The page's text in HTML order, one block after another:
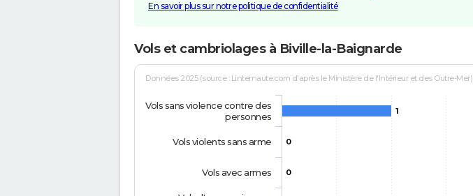
En savoir plus sur notre politique de confidentialité
Vols et cambriolages à Biville-la-Baignarde
Données 2025 (source : Linternaute.com d'après le Ministère de l'Intérieur et des Outre-Mer)
1
0
0
Vols sans violence contre des
personnes
Vols violents sans arme
Vols avec armes